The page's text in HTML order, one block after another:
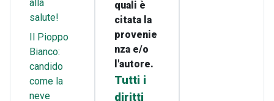
alla
salute!
Il Pioppo
Bianco:
candido
come la
neve
quali è
citata la
provenie
nza e/o
l'autore.
Tutti i
diritti